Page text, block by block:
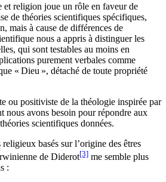
et religion joue un rôle en faveur de
de théories scientifiques spécifiques,
mais à cause de différences de
nous a appris à distinguer les
qui sont testables au moins en
purement verbales comme
« Dieu », détaché de toute propriété
ou positiviste de la théologie inspirée par
nous avons besoin pour répondre aux
scientifiques données.
basés sur l’origine des êtres
de Diderot[3] me semble plus
: